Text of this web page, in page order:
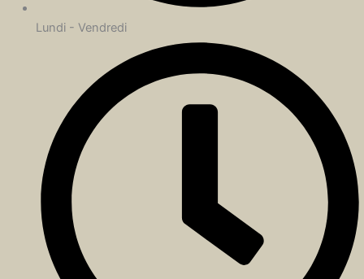
Lundi - Vendredi